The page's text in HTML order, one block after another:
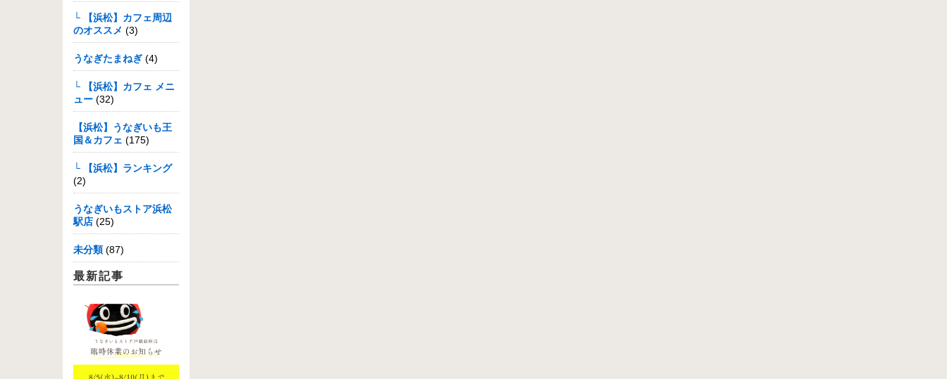
└ 【浜松】カフェ周辺
のオススメ (3)
うなぎたまねぎ (4)
└ 【浜松】カフェ メニ
ュー (32)
【浜松】うなぎいも王
国＆カフェ (175)
└ 【浜松】ランキング
(2)
うなぎいもストア浜松
駅店 (25)
未分類 (87)
最新記事